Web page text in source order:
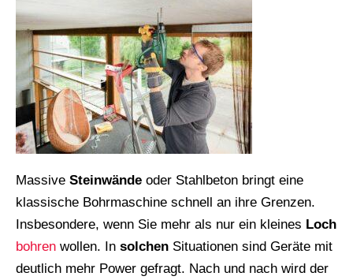
Massive Steinwände oder Stahlbeton bringt eine
klassische Bohrmaschine schnell an ihre Grenzen.
Insbesondere, wenn Sie mehr als nur ein kleines Loch
bohren wollen. In solchen Situationen sind Geräte mit
deutlich mehr Power gefragt. Nach und nach wird der